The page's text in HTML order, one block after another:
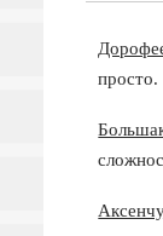
просто.